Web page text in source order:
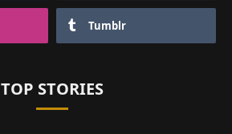
Tumblr
TOP STORIES